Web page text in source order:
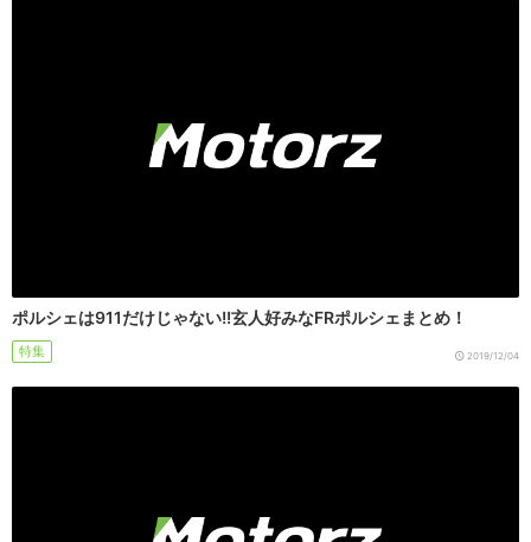
ポルシェは911だけじゃない!!玄人好みなFRポルシェまとめ！
特集 2019/12/04